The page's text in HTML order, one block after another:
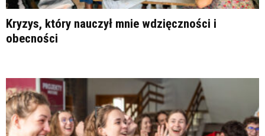
Kryzys, który nauczył mnie wdzięczności i
obecności